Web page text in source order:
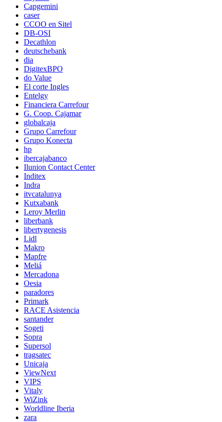
Capgemini
caser
CCOO en Sitel
DB-OSI
Decathlon
deutschebank
dia
DigitexBPO
do Value
El corte Ingles
Entelgy
Financiera Carrefour
G. Coop. Cajamar
globalcaja
Grupo Carrefour
Grupo Konecta
hp
ibercajabanco
Ilunion Contact Center
Inditex
Indra
itvcatalunya
Kutxabank
Leroy Merlin
liberbank
libertygenesis
Lidl
Makro
Mapfre
Meliá
Mercadona
Oesia
paradores
Primark
RACE Asistencia
santander
Sogeti
Sopra
Supersol
tragsatec
Unicaja
ViewNext
VIPS
Vitaly
WiZink
Worldline Iberia
zara